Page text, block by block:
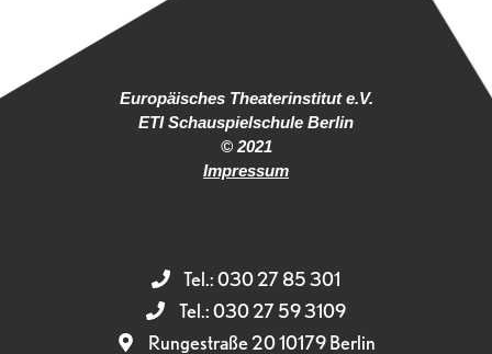
Europäisches Theaterinstitut e.V.
ETI Schauspielschule Berlin
© 2021
Impressum
Tel.: 030 27 85 301
Tel.: 030 27 59 3109
Rungestraße 20 10179 Berlin